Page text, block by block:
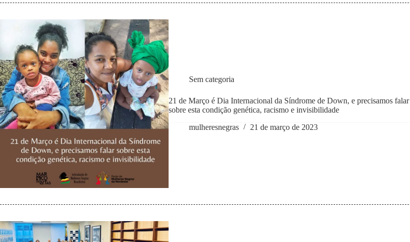
Sem categoria
21 de Março é Dia Internacional da Síndrome de Down, e precisamos falar
sobre esta condição genética, racismo e invisibilidade
mulheresnegras
21 de março de 2023